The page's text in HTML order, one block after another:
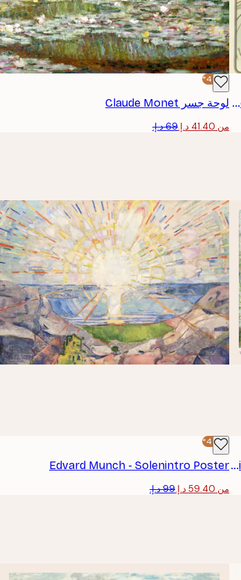
Alfons Mucha- Monaco Monte-Carlo Poster
-40%*
لوحة جسر Claude Monet
من ‏41.40 د.إ.‏
Van Gogh - River Bank in Springtime Landscape Poster
-40%*
Edvard Munch - Solenintro Poster
من ‏59.40 د.إ.‏